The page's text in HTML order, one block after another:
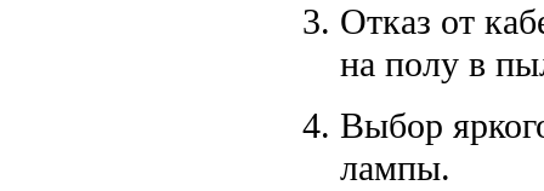
Отказ от
на полу в
Выбор
лампы.